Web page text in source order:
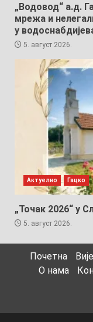
„Водовод“ а.д.
мрежа и
у
5. август 2026.
Актуелно Гацко
„Точак 2026“ у
5. август 2026.
Почетна
О нама